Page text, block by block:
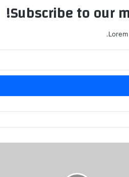
Subscribe to our